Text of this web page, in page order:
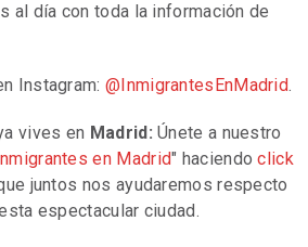
al día con toda la información de
Instagram: @InmigrantesEnMadrid.
vives en Madrid:Únete a nuestro
Inmigrantes en Madrid" haciendoclick
juntos nos ayudaremos respecto
espectacular ciudad.